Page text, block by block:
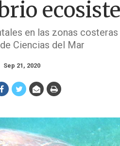
en las zonas
Ciencias del Mar
Sep 21, 2020